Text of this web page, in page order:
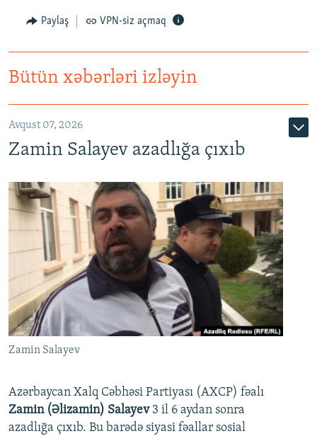
Paylaş VPN-siz açmaq
Bütün xəbərləri izləyin
Avqust 07, 2026
Zamin Salayev azadlığa çıxıb
Zamin Salayev
Azərbaycan Xalq Cəbhəsi Partiyası (AXCP) fəalı
Zamin (Əlizamin) Salayev 3 il 6 aydan sonra
azadlığa çıxıb. Bu barədə siyasi fəallar sosial